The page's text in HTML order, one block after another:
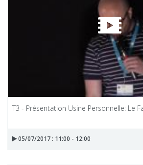
T3 - Présentation Usine Personnelle: Le
05/07/2017 : 11:00 - 12:00